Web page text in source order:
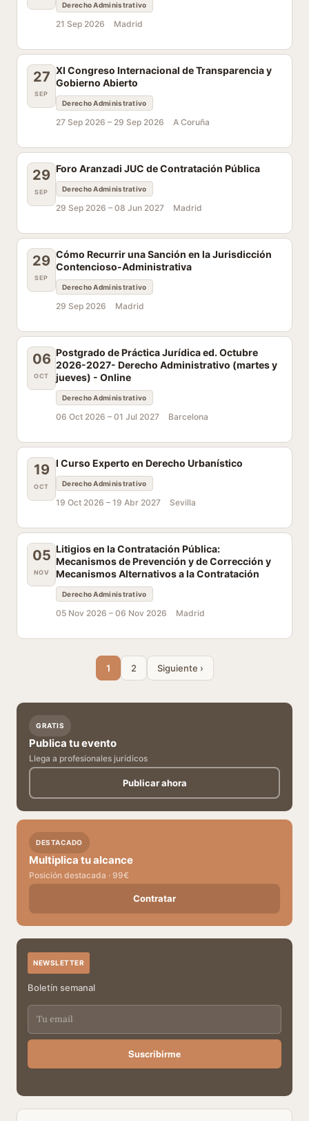
Derecho Administrativo
21 Sep 2026 Madrid
27
SEP
XI Congreso Internacional de Transparencia y
Gobierno Abierto
Derecho Administrativo
27 Sep 2026 – 29 Sep 2026 A Coruña
29
SEP
Foro Aranzadi JUC de Contratación Pública
Derecho Administrativo
29 Sep 2026 – 08 Jun 2027 Madrid
29
SEP
Cómo Recurrir una Sanción en la Jurisdicción
Contencioso-Administrativa
Derecho Administrativo
29 Sep 2026 Madrid
06
OCT
Postgrado de Práctica Jurídica ed. Octubre
2026-2027- Derecho Administrativo (martes y
jueves) - Online
Derecho Administrativo
06 Oct 2026 – 01 Jul 2027 Barcelona
19
OCT
I Curso Experto en Derecho Urbanístico
Derecho Administrativo
19 Oct 2026 – 19 Abr 2027 Sevilla
05
NOV
Litigios en la Contratación Pública:
Mecanismos de Prevención y de Corrección y
Mecanismos Alternativos a la Contratación
Derecho Administrativo
05 Nov 2026 – 06 Nov 2026 Madrid
1 2 Siguiente ›
GRATIS
Publica tu evento
Llega a profesionales jurídicos
Publicar ahora
DESTACADO
Multiplica tu alcance
Posición destacada · 99€
Contratar
NEWSLETTER
Boletín semanal
Suscribirme